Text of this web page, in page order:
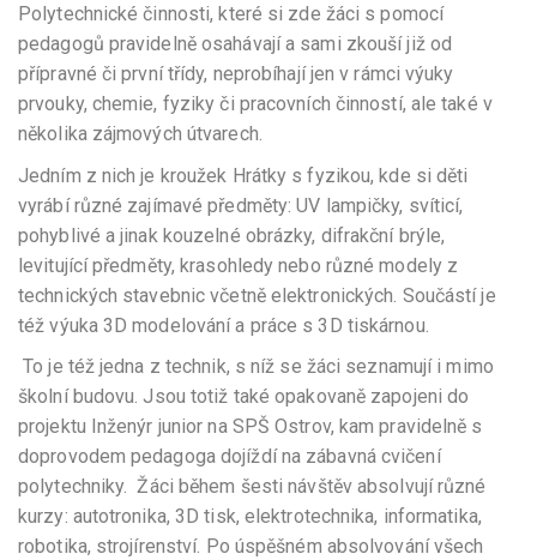
Polytechnické činnosti, které si zde žáci s pomocí
pedagogů pravidelně osahávají a sami zkouší již od
přípravné či první třídy, neprobíhají jen v rámci výuky
prvouky, chemie, fyziky či pracovních činností, ale také v
několika zájmových útvarech.
Jedním z nich je kroužek Hrátky s fyzikou, kde si děti
vyrábí různé zajímavé předměty: UV lampičky, svíticí,
pohyblivé a jinak kouzelné obrázky, difrakční brýle,
levitující předměty, krasohledy nebo různé modely z
technických stavebnic včetně elektronických. Součástí je
též výuka 3D modelování a práce s 3D tiskárnou.
To je též jedna z technik, s níž se žáci seznamují i mimo
školní budovu. Jsou totiž také opakovaně zapojeni do
projektu Inženýr junior na SPŠ Ostrov, kam pravidelně s
doprovodem pedagoga dojíždí na zábavná cvičení
polytechniky. Žáci během šesti návštěv absolvují různé
kurzy: autotronika, 3D tisk, elektrotechnika, informatika,
robotika, strojírenství. Po úspěšném absolvování všech